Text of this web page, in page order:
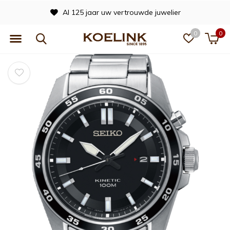
0 0
Al 125 jaar uw vertrouwde juwelier